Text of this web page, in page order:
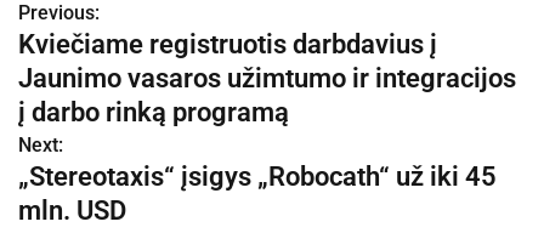
N
a
v
i
g
Previous:
Kviečiame registruotis darbdavius į
Jaunimo vasaros užimtumo ir integracijos
į darbo rinką programą
Next:
„Stereotaxis“ įsigys „Robocath“ už iki 45
mln. USD